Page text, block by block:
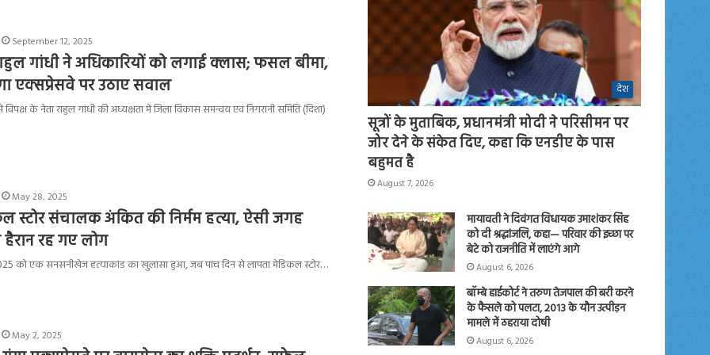
September 12, 2025
गांधी ने अधिकारियों को लगाई क्लास; फसल बीमा,
एक्सप्रेसवे पर उठाए सवाल
के नेता राहुल गांधी की अध्यक्षता में जिला विकास समन्वय एवं निगरानी समिति (दिशा)
May 28, 2025
स्टोर संचालक अंकित की निर्मम हत्या, ऐसी जगह
रह गए लोग
को एक सनसनीखेज हत्याकांड का खुलासा हुआ, जब पांच दिन से लापता मेडिकल स्टोर…
May 2, 2025
देश
सूत्रों के मुताबिक, प्रधानमंत्री मोदी ने परिसीमन पर
जोर देने के संकेत दिए, कहा कि एनडीए के पास
बहुमत है
August 7, 2026
मायावती ने दिवंगत विधायक उमाशंकर सिंह
को दी श्रद्धांजलि, कहा— परिवार की इच्छा पर
बेटे को राजनीति में लाएंगे आगे
August 6, 2026
बॉम्बे हाईकोर्ट ने तरुण तेजपाल की बरी करने
के फैसले को पलटा, 2013 के यौन उत्पीड़न
मामले में ठहराया दोषी
August 6, 2026